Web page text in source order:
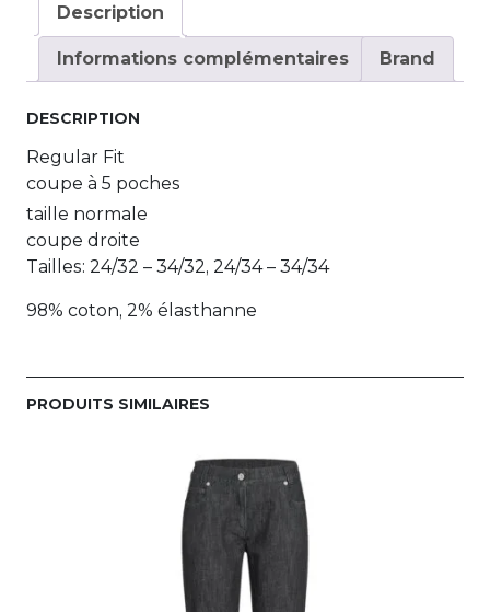
Description
Informations complémentaires Brand
DESCRIPTION
Regular Fit
coupe à 5 poches
taille normale
coupe droite
Tailles: 24/32 – 34/32, 24/34 – 34/34
98% coton, 2% élasthanne
PRODUITS SIMILAIRES